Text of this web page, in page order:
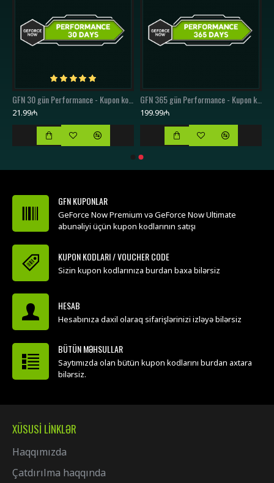
21.99₼ 199.99₼
GFN KUPONLAR
GeForce Now Premium və GeForce Now Ultimate
abunəliyi üçün kupon kodlarının satışı
KUPON KODLARI / VOUCHER CODE
Sizin kupon kodlarınıza burdan baxa bilərsiz
HESAB
Hesabınıza daxil olaraq sifarişlərinizi izləyə bilərsiz
BÜTÜN MƏHSULLAR
Saytımızda olan bütün kupon kodlarını burdan axtara
bilərsiz.
XÜSUSI LINKLƏR
Haqqımızda
Çatdırılma haqqında